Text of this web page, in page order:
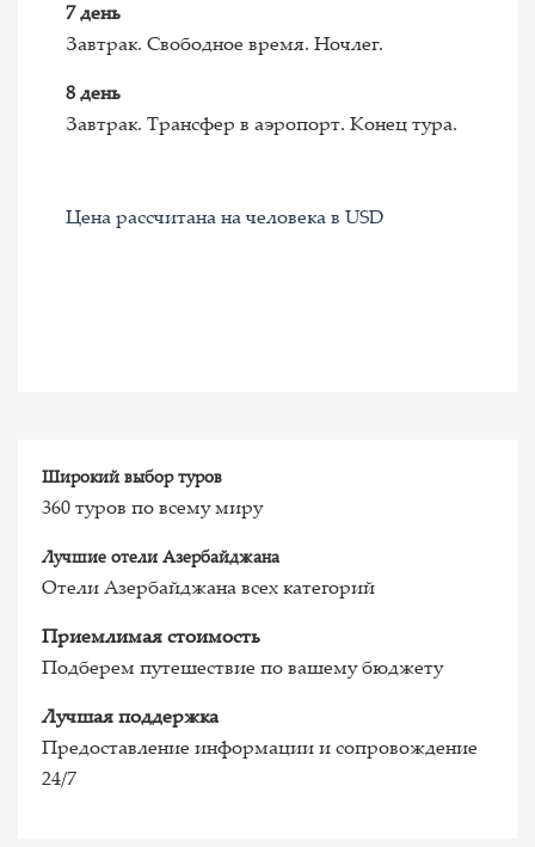
7 день
Завтрак. Свободное время. Ночлег.
8 день
Завтрак. Трансфер в аэропорт. Конец тура.
Цена рассчитана на человека в USD
Широкий выбор туров
360 туров по всему миру
Лучшие отели Азербайджана
Отели Азербайджана всех категорий
Приемлимая стоимость
Подберем путешествие по вашему бюджету
Лучшая поддержка
Предоставление информации и сопровождение
24/7